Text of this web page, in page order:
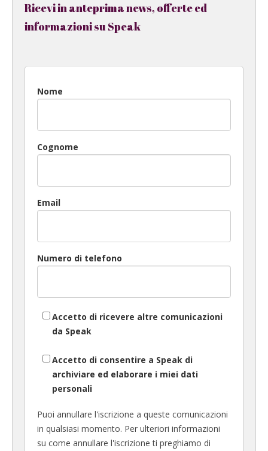
Ricevi in anteprima news, offerte ed
informazioni su Speak
Nome
Cognome
Email
Numero di telefono
Accetto di ricevere altre comunicazioni
da Speak
Accetto di consentire a Speak di
archiviare ed elaborare i miei dati
personali
Puoi annullare l'iscrizione a queste comunicazioni
in qualsiasi momento. Per ulteriori informazioni
su come annullare l'iscrizione ti preghiamo di